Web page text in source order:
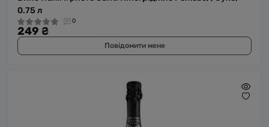
0.75 л
0
249 ₴
Повідомити мене